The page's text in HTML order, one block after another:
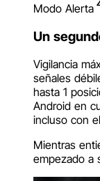
Modo Alerta
Un
Vigilancia
señales
hasta 1
Android en
incluso con
Mientras
empezado a